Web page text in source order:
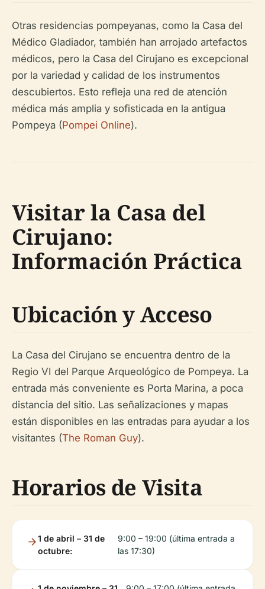
Otras residencias pompeyanas, como la Casa del
Médico Gladiador, también han arrojado artefactos
médicos, pero la Casa del Cirujano es excepcional
por la variedad y calidad de los instrumentos
descubiertos. Esto refleja una red de atención
médica más amplia y sofisticada en la antigua
Pompeya (Pompei Online).
Visitar la Casa del
Cirujano:
Información Práctica
Ubicación y Acceso
La Casa del Cirujano se encuentra dentro de la
Regio VI del Parque Arqueológico de Pompeya. La
entrada más conveniente es Porta Marina, a poca
distancia del sitio. Las señalizaciones y mapas
están disponibles en las entradas para ayudar a los
visitantes (The Roman Guy).
Horarios de Visita
1 de abril – 31 de
octubre:
9:00 – 19:00 (última entrada a
las 17:30)